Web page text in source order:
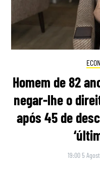
Homem de 82
negar-lhe o
após 45 de
19:00 5